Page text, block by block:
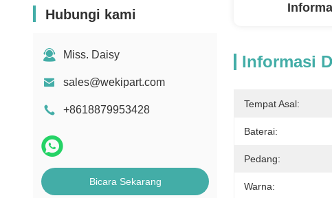
Hubungi kami
Miss. Daisy
sales@wekipart.com
+8618879953428
Bicara Sekarang
Informasi
Tempat Asal:
Baterai:
Pedang:
Warna: